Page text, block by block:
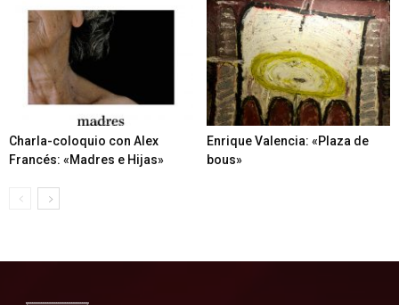
Charla-coloquio con Alex
Francés: «Madres e Hijas»
Enrique Valencia: «Plaza de
bous»